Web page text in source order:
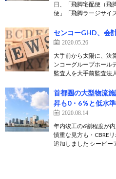
日、「飛脚宅配便（飛
便」「飛脚ラージサイ
センコーGHD、会
2020.05.26
大手前から太陽に、決
ンコーグループホール
監査人を大手前監査法
首都圏の大型物流
昇も0・6％と低水
2020.08.14
年内竣工の6割程度が
慎重な見方も・CBRE
追加しました シービ